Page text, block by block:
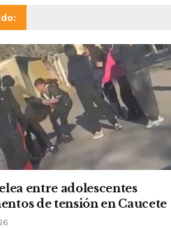
entre adolescentes
de tensión en Caucete